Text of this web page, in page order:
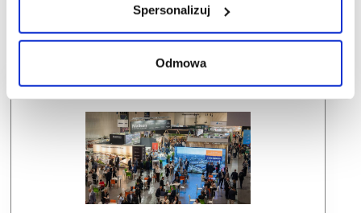
Spersonalizuj
Odmowa
Dlaczego warto wziąć udział w SCF?